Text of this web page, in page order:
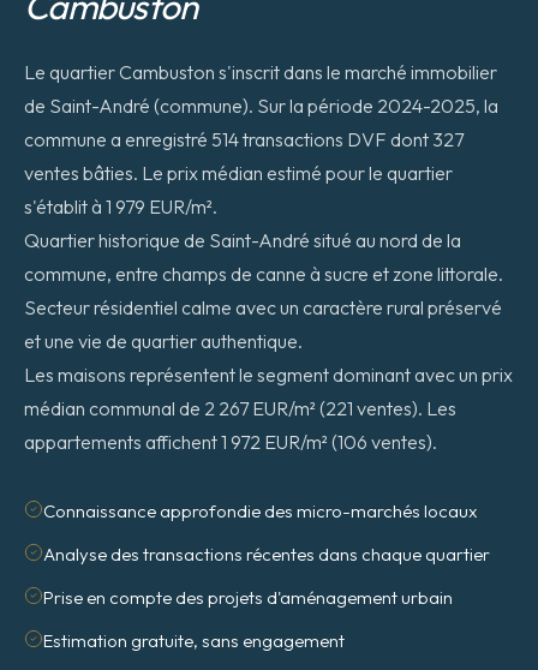
Le quartier Cambuston s'inscrit dans le marché immobilier
de Saint-André (commune). Sur la période 2024-2025, la
commune a enregistré 514 transactions DVF dont 327
ventes bâties. Le prix médian estimé pour le quartier
s'établit à 1 979 EUR/m².
Quartier historique de Saint-André situé au nord de la
commune, entre champs de canne à sucre et zone littorale.
Secteur résidentiel calme avec un caractère rural préservé
et une vie de quartier authentique.
Les maisons représentent le segment dominant avec un prix
médian communal de 2 267 EUR/m² (221 ventes). Les
appartements affichent 1 972 EUR/m² (106 ventes).
Connaissance approfondie des micro-marchés locaux
Analyse des transactions récentes dans chaque quartier
Prise en compte des projets d'aménagement urbain
Estimation gratuite, sans engagement